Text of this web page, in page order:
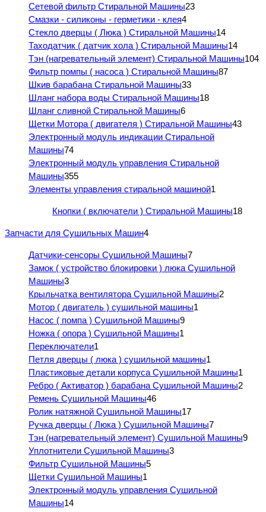
Сетевой фильтр Стиральной Машины23
Смазки - силиконы - герметики - клея4
Стекло дверцы ( Люка ) Стиральной Машины14
Таходатчик ( датчик хола ) Стиральной Машины14
Тэн (нагревательный элемент) Стиральной Машины104
Фильтр помпы ( насоса ) Стиральной Машины87
Шкив барабана Стиральной Машины33
Шланг набора воды Стиральной Машины18
Шланг сливной Стиральной Машины6
Щетки Мотора ( двигателя ) Стиральной Машины43
Электронный модуль индикации Стиральной
Машины74
Электронный модуль управления Стиральной
Машины355
Элементы управления стиральной машиной1
Кнопки ( включатели ) Стиральной Машины18
Запчасти для Сушильных Машин4
Датчики-сенсоры Сушильной Машины7
Замок ( устройство блокировки ) люка Сушильной
Машины3
Крыльчатка вентилятора Сушильной Машины2
Мотор ( двигатель ) сушильной машины1
Насос ( помпа ) Сушильной Машины9
Ножка ( опора ) Сушильной Машины1
Переключатели1
Петля дверцы ( люка ) сушильной машины1
Пластиковые детали корпуса Сушильной Машины1
Ребро ( Активатор ) барабана Сушильной Машины2
Ремень Сушильной Машины46
Ролик натяжной Сушильной Машины17
Ручка дверцы ( Люка ) Сушильной Машины7
Тэн (нагревательный элемент) Сушильной Машины9
Уплотнители Сушильной Машины3
Фильтр Сушильной Машины5
Щетки Сушильной Машины1
Электронный модуль управления Сушильной
Машины14